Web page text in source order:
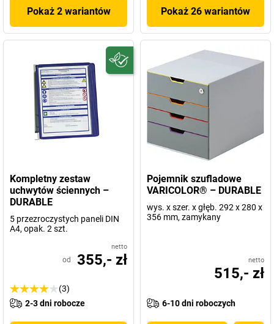
Pokaż 2 wariantów Pokaż 26 wariantów
Kompletny zestaw
uchwytów ściennych –
DURABLE
5 przezroczystych paneli DIN
A4, opak. 2 szt.
netto
od 355,- zł
(3)
2-3 dni robocze
Pojemnik szufladowe
VARICOLOR® – DURABLE
wys. x szer. x głęb. 292 x 280 x
356 mm, zamykany
netto
515,- zł
6-10 dni roboczych